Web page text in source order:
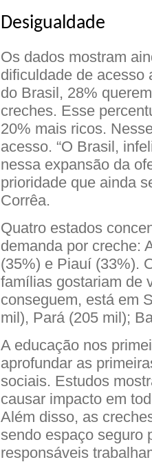
Desigualdade
Os dados mostram
dificuldade de acesso
do Brasil, 28%
creches. Esse
20% mais ricos.
acesso. “O Brasil,
nessa expansão da
prioridade que ainda
Corrêa.
Quatro estados
demanda por creche:
(35%) e Piauí (33%).
famílias gostariam de
conseguem, está em
mil), Pará (205 mil);
A educação nos
aprofundar as
sociais. Estudos
causar impacto em
Além disso, as
sendo espaço seguro
responsáveis